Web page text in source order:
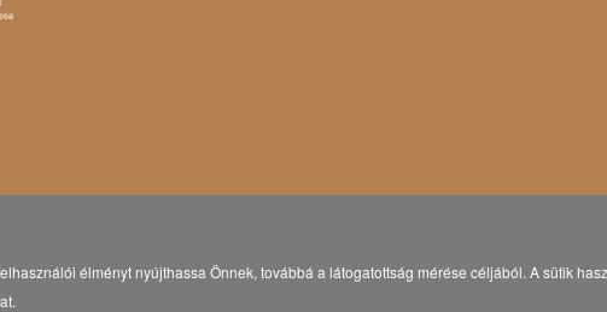
élményt nyújthassa Önnek, továbbá a látogatottság mérése céljából. A sütik